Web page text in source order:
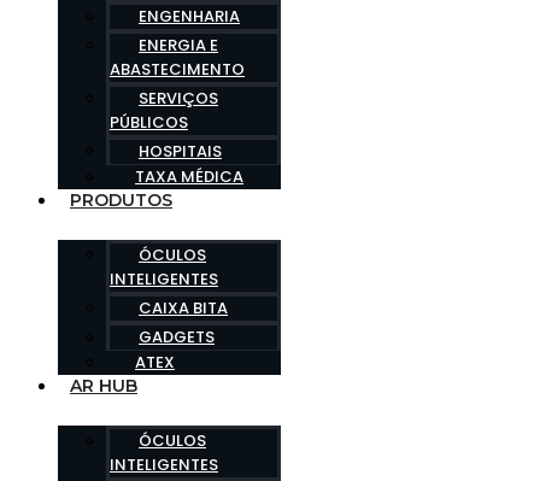
ENGENHARIA
ENERGIA E
ABASTECIMENTO
SERVIÇOS
PÚBLICOS
HOSPITAIS
TAXA MÉDICA
PRODUTOS
ÓCULOS
INTELIGENTES
CAIXA BITA
GADGETS
ATEX
AR HUB
ÓCULOS
INTELIGENTES